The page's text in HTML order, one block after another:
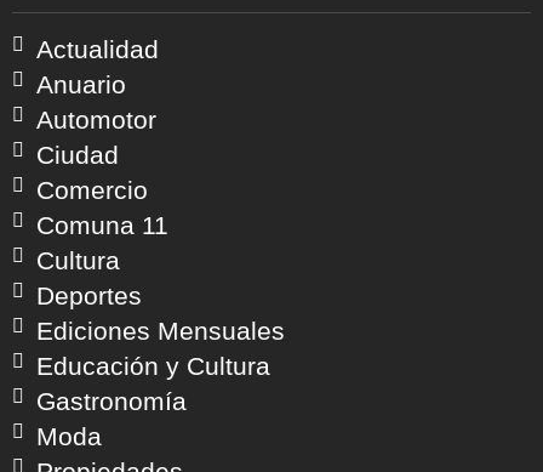
Actualidad
Anuario
Automotor
Ciudad
Comercio
Comuna 11
Cultura
Deportes
Ediciones Mensuales
Educación y Cultura
Gastronomía
Moda